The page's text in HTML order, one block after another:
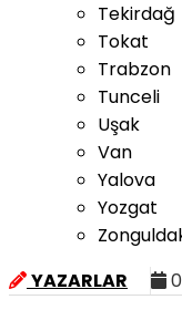
Tekirdağ
Tokat
Trabzon
Tunceli
Uşak
Van
Yalova
Yozgat
YAZARLAR